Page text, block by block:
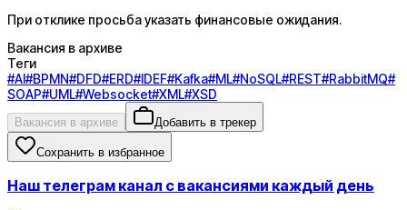
При отклике просьба указать финансовые ожидания.
Вакансия в архиве
Теги
#AI#BPMN#DFD#ERD#IDEF#Kafka#ML#NoSQL#REST#RabbitMQ#
SOAP#UML#Websocket#XML#XSD
Вакансия в архиве Добавить в трекер
Сохранить в избранное
Наш телеграм канал с вакансиями каждый день